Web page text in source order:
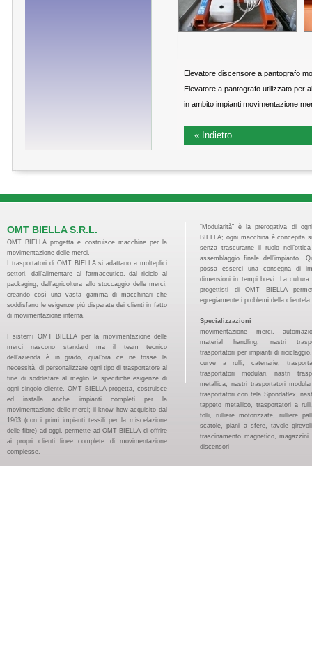
Elevatore discensore a pantografo
Elevatore a pantografo utilizzato per
in ambito impianti movimentazione
« Indietro
OMT BIELLA S.R.L.
OMT BIELLA progetta e costruisce macchine per la
movimentazione delle merci.
I trasportatori di OMT BIELLA si adattano a molteplici
settori, dall’alimentare al farmaceutico, dal riciclo al
packaging, dall’agricoltura allo stoccaggio delle merci,
creando così una vasta gamma di macchinari che
soddisfano le esigenze più disparate dei clienti in fatto
di movimentazione interna.
I sistemi OMT BIELLA per la movimentazione delle
merci nascono standard ma il team tecnico
dell'azienda è in grado, qual’ora ce ne fosse la
necessità, di personalizzare ogni tipo di trasportatore al
fine di soddisfare al meglio le specifiche esigenze di
ogni singolo cliente. OMT BIELLA progetta, costruisce
ed installa anche impianti completi per la
movimentazione delle merci; il know how acquisito dal
1963 (con i primi impianti tessili per la miscelazione
delle fibre) ad oggi, permette ad OMT BIELLA di offrire
ai propri clienti linee complete di movimentazione
complesse.
“Modularità” è la prerogativa di
BIELLA; ogni macchina è concepita
senza trascurarne il ruolo
assemblaggio finale dell’impianto.
possa esserci una consegna di
dimensioni in tempi brevi. La cultura
progettisti di OMT BIELLA
egregiamente i problemi della clientela.
Specializzazioni
movimentazione merci,
material handling, nastri
trasportatori per impianti di
curve a rulli, catenarie,
trasportatori modulari, nastri
metallica, nastri trasportatori
trasportatori con tela Spondaflex,
tappeto metallico, trasportatori a
folli, rulliere motorizzate, rulliere
scatole, piani a sfere, tavole
trascinamento magnetico, magazzini
discensori